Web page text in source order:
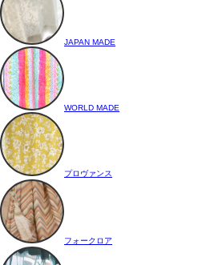
JAPAN MADE
WORLD MADE
プロヴァンス
フォークロア